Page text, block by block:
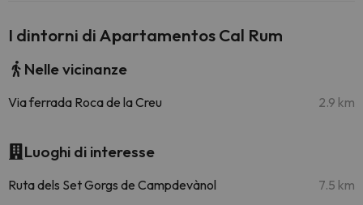
I dintorni di Apartamentos Cal Rum
Nelle vicinanze
Via ferrada Roca de la Creu 2.9 km
Luoghi di interesse
Ruta dels Set Gorgs de Campdevànol 7.5 km